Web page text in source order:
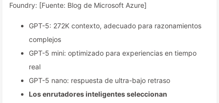
Foundry: [Fuente: Blog de Microsoft Azure]
GPT-5: 272K contexto, adecuado para razonamientos
complejos
GPT-5 mini: optimizado para experiencias en tiempo
real
GPT-5 nano: respuesta de ultra-bajo retraso
Los enrutadores inteligentes seleccionan